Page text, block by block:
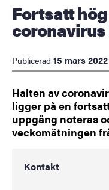
Fortsatt hög halt av
Publicerad 15 mars 2022
Halten av
ligger på en
uppgång noteras
veckomätningen
Kontakt